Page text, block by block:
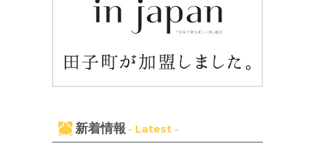
新着情報 - Latest -